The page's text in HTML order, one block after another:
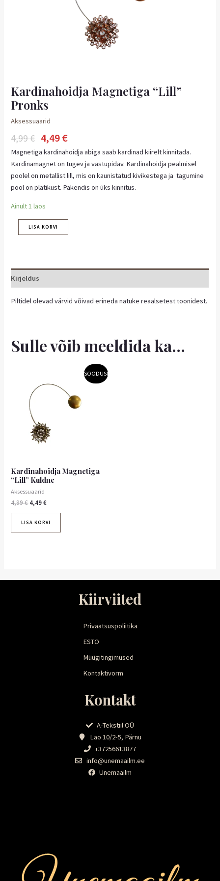
Kardinahoidja Magnetiga “Lill”
Pronks
Aksessuaarid
4,99€ 4,49€
Magnetiga kardinahoidja abiga saab kardinad kiirelt kinnitada.
Kardinamagnet on tugev ja vastupidav. Kardinahoidja pealmisel
poolel on metallist lill, mis on kaunistatud kivikestega ja tagumine
pool on platikust. Pakendis on üks kinnitus.
Ainult 1 laos
LISA KORVI
Kirjeldus
Piltidel olevad värvid võivad erineda natuke reaalsetest toonidest.
Sulle võib meeldida ka…
SOODUS!
Kardinahoidja Magnetiga
“Lill” Kuldne
Aksessuaarid
4,99€
oli:
4,99 €.
4,49€
on:
4,49 €.
LISA KORVI
Kiirviited
Privaatsuspoliitika
ESTO
Müügitingimused
Kontaktivorm
Kontakt
A-Tekstiil OÜ
Lao 10/2-5, Pärnu
+37256613877
info@unemaailm.ee
Unemaailm